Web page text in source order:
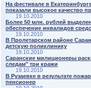
На фестивале в
показали высокое качество
19.10.2010
Более 50 млн. рублей
обеспечение инвалидов
19.10.2010
В Пролетарском районе
детскую поликлинику
19.10.2010
Саранские милиционеры
следам" три кражи
19.10.2010
В Рузаевке в результате
пенсионер